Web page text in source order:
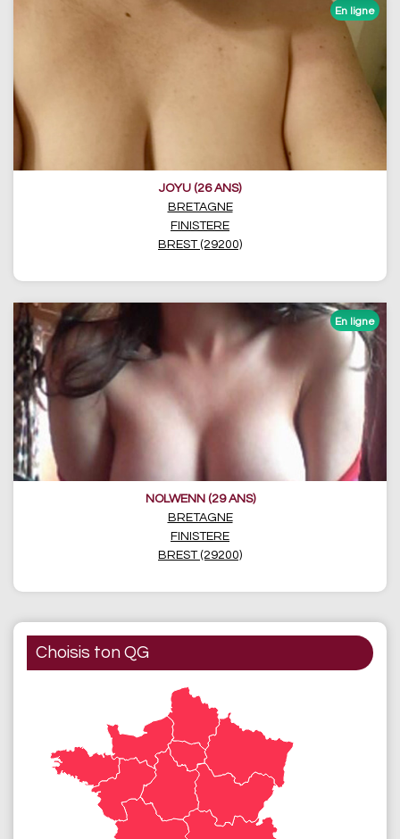
JOYU (26 ANS)
BRETAGNE
FINISTERE
BREST (29200)
NOLWENN (29 ANS)
BRETAGNE
FINISTERE
BREST (29200)
Choisis ton QG